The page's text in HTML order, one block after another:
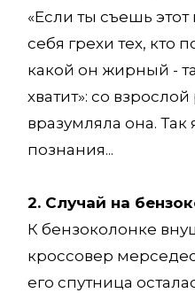
«Если ты съешь
себя грехи тех, кто
какой он жирный -
хватит»: со
вразумляла она. Так
познания...
2. Случай на
К бензоколонке
кроссовер
его спутница